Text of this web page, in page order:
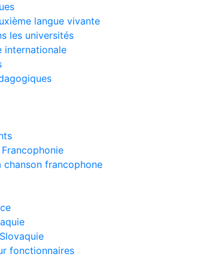
langue vivante
les universités
internationale
chanson francophone
fonctionnaires